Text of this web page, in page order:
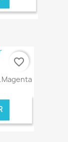
€ ONLINE
Magenta
favorite_border